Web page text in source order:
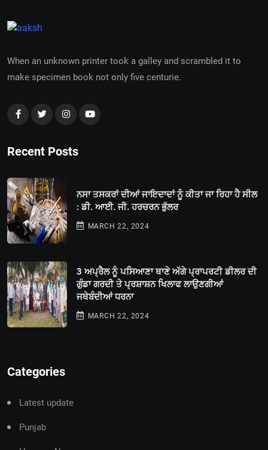
When an unknown printer took a galley and scrambled it to
make specimen book not only five centurie.
Recent Posts
ਨਸਾ ਤਸਕਰਾਂ ਦੀਆਂ ਜਾਇਦਾਦਾਂ ਨੂੰ ਕੀਤਾ ਜਾ ਰਿਹਾ ਹੈ ਸੀਲ
: ਡੀ. ਆਈ. ਜੀ. ਹਰਚਰਨ ਭੁੱਲਰ
MARCH 22, 2024
3 ਅਪ੍ਰੈਲ ਨੂੰ ਪਸਿਆਣਾ ਥਾਣੇ ਅੱਗੇ ਪ੍ਰਾਪਰਟੀ ਡੀਲਰ ਦੀ
ਗੁੰਡਾ ਗਰਦੀ ਤੇ ਪ੍ਰਸ਼ਾਸ਼ਨ ਖਿਲਾਫ ਲਾਉਣਗੀਆਂ
ਜਥੇਬੰਦੀਆਂ ਧਰਨਾ
MARCH 22, 2024
Categories
Latest update
Punjab